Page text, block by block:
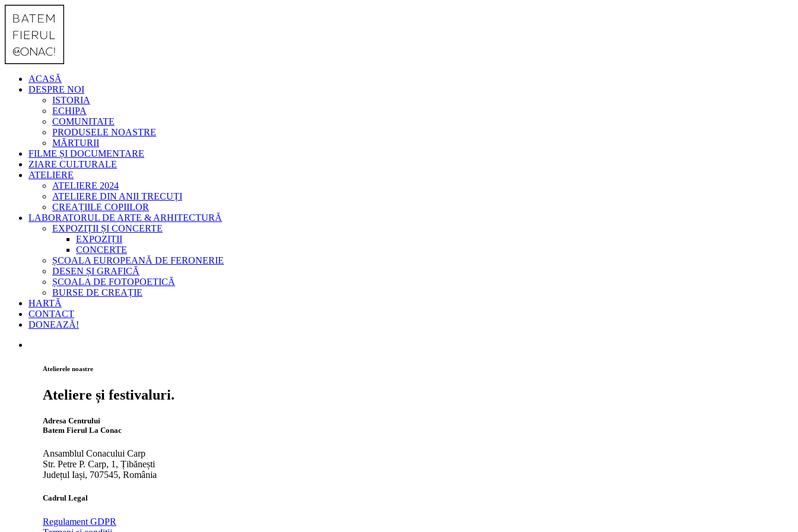
ACASĂ
DESPRE NOI
ISTORIA
ECHIPA
COMUNITATE
PRODUSELE NOASTRE
MĂRTURII
FILME ȘI DOCUMENTARE
ZIARE CULTURALE
ATELIERE
ATELIERE 2024
ATELIERE DIN ANII TRECUȚI
CREAȚIILE COPIILOR
LABORATORUL DE ARTE & ARHITECTURĂ
EXPOZIȚII ȘI CONCERTE
EXPOZIȚII
CONCERTE
ȘCOALA EUROPEANĂ DE FERONERIE
DESEN ȘI GRAFICĂ
ȘCOALA DE FOTOPOETICĂ
BURSE DE CREAȚIE
HARTĂ
CONTACT
DONEAZĂ!
Atelierele noastre
Ateliere și festivaluri.
Adresa Centrului
Batem Fierul La Conac
Ansamblul Conacului Carp
Str. Petre P. Carp, 1, Țibănești
Județul Iași, 707545, România
Cadrul Legal
Regulament GDPR